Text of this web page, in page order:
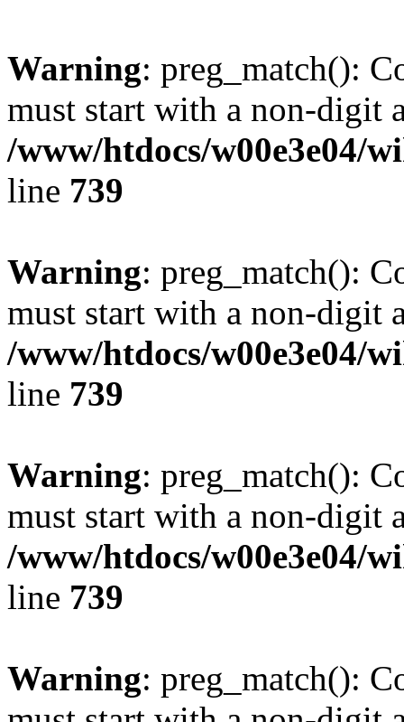
Warning: preg_match():
must start with a non-digit
/www/htdocs/w00e3e04/
line 739
Warning: preg_match():
must start with a non-digit
/www/htdocs/w00e3e04/
line 739
Warning: preg_match():
must start with a non-digit
/www/htdocs/w00e3e04/
line 739
Warning: preg_match():